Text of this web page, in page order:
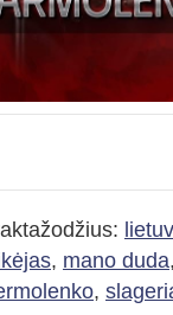
, mano duda,
,